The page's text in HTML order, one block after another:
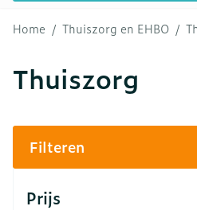
Home / Thuiszorg en EHBO /
Thuiszorg
Filteren
Prijs